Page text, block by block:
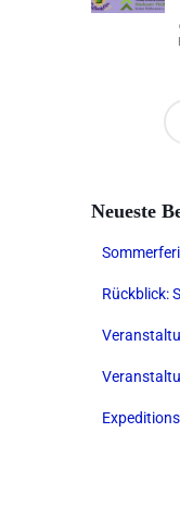
Neueste
Rückblick: